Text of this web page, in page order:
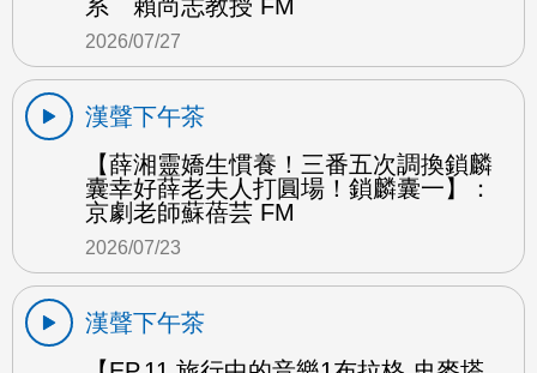
系 賴尚志教授 FM
2026/07/27
漢聲下午茶
【薛湘靈嬌生慣養！三番五次調換鎖麟
囊幸好薛老夫人打圓場！鎖麟囊一】：
京劇老師蘇蓓芸 FM
2026/07/23
漢聲下午茶